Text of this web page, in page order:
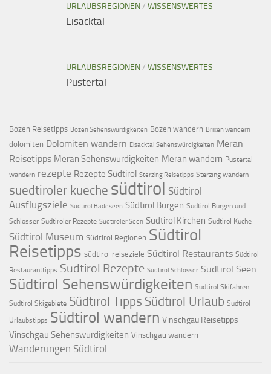
URLAUBSREGIONEN/ WISSENSWERTES
Eisacktal
URLAUBSREGIONEN/ WISSENSWERTES
Pustertal
Bozen Reisetipps Bozen Sehenswürdigkeiten Bozen wandern Brixen wandern
dolomiten Dolomiten wandern Eisacktal Sehenswürdigkeiten Meran
Reisetipps Meran Sehenswürdigkeiten Meran wandern Pustertal
wandern rezepte Rezepte Südtirol Sterzing Reisetipps Sterzing wandern
suedtiroler kueche südtirol Südtirol
Ausflugsziele Südtirol Badeseen Südtirol Burgen Südtirol Burgen und
Schlösser Südtiroler Rezepte Südtiroler Seen Südtirol Kirchen Südtirol Küche
Südtirol Museum Südtirol Regionen Südtirol
Reisetipps südtirol reiseziele Südtirol Restaurants Südtirol
Restauranttipps Südtirol Rezepte Südtirol Schlösser Südtirol Seen
Südtirol Sehenswürdigkeiten Südtirol Skifahren
Südtirol Skigebiete Südtirol Tipps Südtirol Urlaub Südtirol
Urlaubstipps Südtirol wandern Vinschgau Reisetipps
Vinschgau Sehenswürdigkeiten Vinschgau wandern
Wanderungen Südtirol